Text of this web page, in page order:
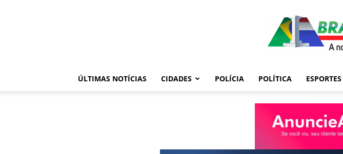
ÚLTIMAS NOTÍCIAS CIDADES POLÍCIA POLÍTICA ESPORTES